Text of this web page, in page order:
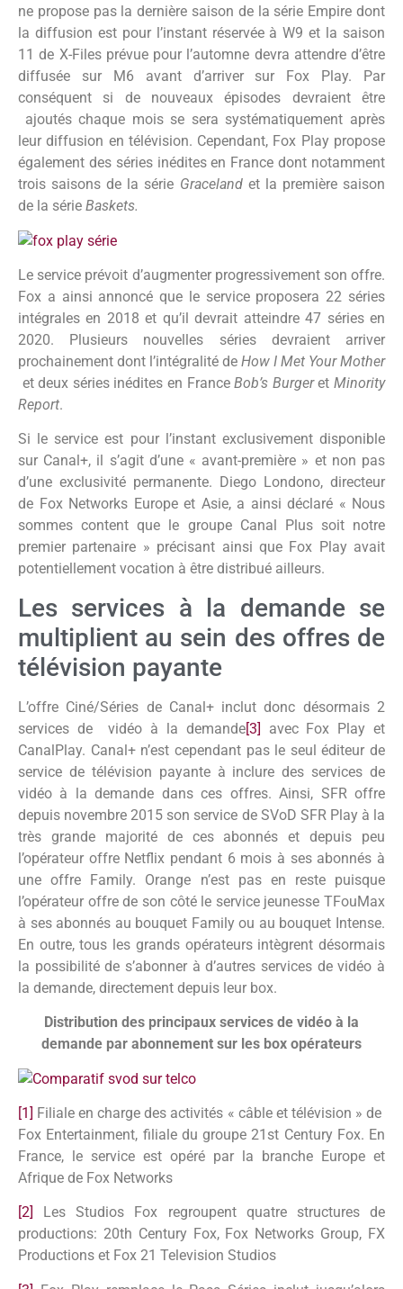
ne propose pas la dernière saison de la série Empire dont
la diffusion est pour l’instant réservée à W9 et la saison
11 de X-Files prévue pour l’automne devra attendre d’être
diffusée sur M6 avant d’arriver sur Fox Play. Par
conséquent si de nouveaux épisodes devraient être
ajoutés chaque mois se sera systématiquement après
leur diffusion en télévision. Cependant, Fox Play propose
également des séries inédites en France dont notamment
trois saisons de la série Graceland et la première saison
de la série Baskets.
Le service prévoit d’augmenter progressivement son offre.
Fox a ainsi annoncé que le service proposera 22 séries
intégrales en 2018 et qu’il devrait atteindre 47 séries en
2020. Plusieurs nouvelles séries devraient arriver
prochainement dont l’intégralité de How I Met Your Mother
et deux séries inédites en FranceBob’s BurgeretMinority
Report.
Si le service est pour l’instant exclusivement disponible
sur Canal+, il s’agit d’une « avant-première » et non pas
d’une exclusivité permanente. Diego Londono, directeur
de Fox Networks Europe et Asie, a ainsi déclaré « Nous
sommes content que le groupe Canal Plus soit notre
premier partenaire » précisant ainsi que Fox Play avait
potentiellement vocation à être distribué ailleurs.
Les services à la demande se
multiplient au sein des offres de
télévision payante
L’offre Ciné/Séries de Canal+ inclut donc désormais 2
services de vidéo à la demande[3] avec Fox Play et
CanalPlay. Canal+ n’est cependant pas le seul éditeur de
service de télévision payante à inclure des services de
vidéo à la demande dans ces offres. Ainsi, SFR offre
depuis novembre 2015 son service de SVoD SFR Play à la
très grande majorité de ces abonnés et depuis peu
l’opérateur offre Netflix pendant 6 mois à ses abonnés à
une offre Family. Orange n’est pas en reste puisque
l’opérateur offre de son côté le service jeunesse TFouMax
à ses abonnés au bouquet Family ou au bouquet Intense.
En outre, tous les grands opérateurs intègrent désormais
la possibilité de s’abonner à d’autres services de vidéo à
la demande, directement depuis leur box.
Distribution des principaux services de vidéo à la
demande par abonnement sur les box opérateurs
[1] Filiale en charge des activités « câble et télévision » de
Fox Entertainment, filiale du groupe 21st Century Fox. En
France, le service est opéré par la branche Europe et
Afrique de Fox Networks
[2]
Les Studios Fox regroupent quatre structures de
productions: 20th Century Fox, Fox Networks Group, FX
Productions et Fox 21 Television Studios